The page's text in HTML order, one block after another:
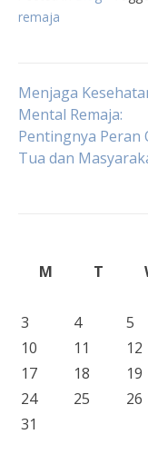
remaja
Post
Menjaga
Mental Remaja:
Pentingnya Peran
Tua dan
M
T
3
4 5
10
11 12
17
18 19
24
25 26
31